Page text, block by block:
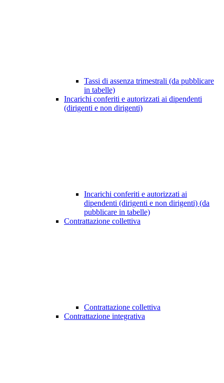
Tassi di assenza trimestrali (da pubblicare
in tabelle)
Incarichi conferiti e autorizzati ai dipendenti
(dirigenti e non dirigenti)
Incarichi conferiti e autorizzati ai
dipendenti (dirigenti e non dirigenti) (da
pubblicare in tabelle)
Contrattazione collettiva
Contrattazione collettiva
Contrattazione integrativa